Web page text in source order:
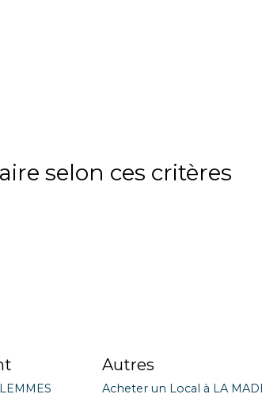
selon ces critères
Autres
Acheter un Local à LA